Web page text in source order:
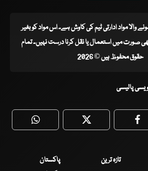
والا مواد ادارتی ٹیم کی کاوش ہے۔ اس مواد کو بغیر
صورت میں استعمال یا نقل کرنا درست نہیں۔ تمام
حقوق محفوظ ہیں © 2026
پالیسی
WhatsApp Twitter
تازہ ترین
پاکستان